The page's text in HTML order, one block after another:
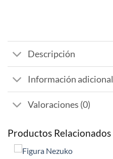
Descripción
Información adicional
Valoraciones (0)
Productos Relacionados